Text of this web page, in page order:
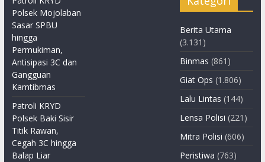
Polsek Mojolaban
Sasar SPBU
hingga
Permukiman,
Antisipasi 3C dan
Gangguan
Kamtibmas
Patroli KRYD
Polsek Baki Sisir
Titik Rawan,
Cegah 3C hingga
Balap Liar
Berita Utama
(3.131)
Binmas (861)
Giat Ops (1.806)
Lalu Lintas (144)
Lensa Polisi (221)
Mitra Polisi (606)
Peristiwa (763)